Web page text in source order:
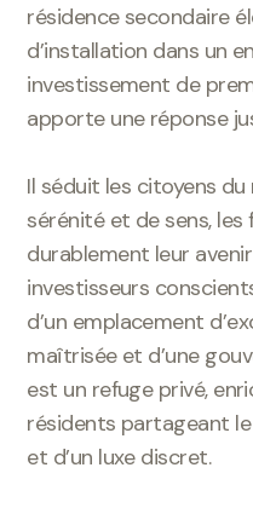
résidence secondaire
d’installation dans un
investissement de
apporte une réponse
Il séduit les citoyens
sérénité et de sens,
durablement leur avenir
investisseurs
d’un emplacement
maîtrisée et d’une
est un refuge privé,
résidents partageant
et d’un luxe discret.